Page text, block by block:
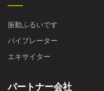
振動ふるいです
バイブレーター
エキサイター
パートナー会社